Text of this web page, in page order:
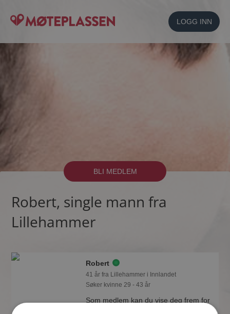
LOGG INN
BLI MEDLEM
Robert, single mann fra
Lillehammer
Robert
41 år fra Lillehammer i Innlandet
Søker kvinne 29 - 43 år
Som medlem kan du vise deg frem for